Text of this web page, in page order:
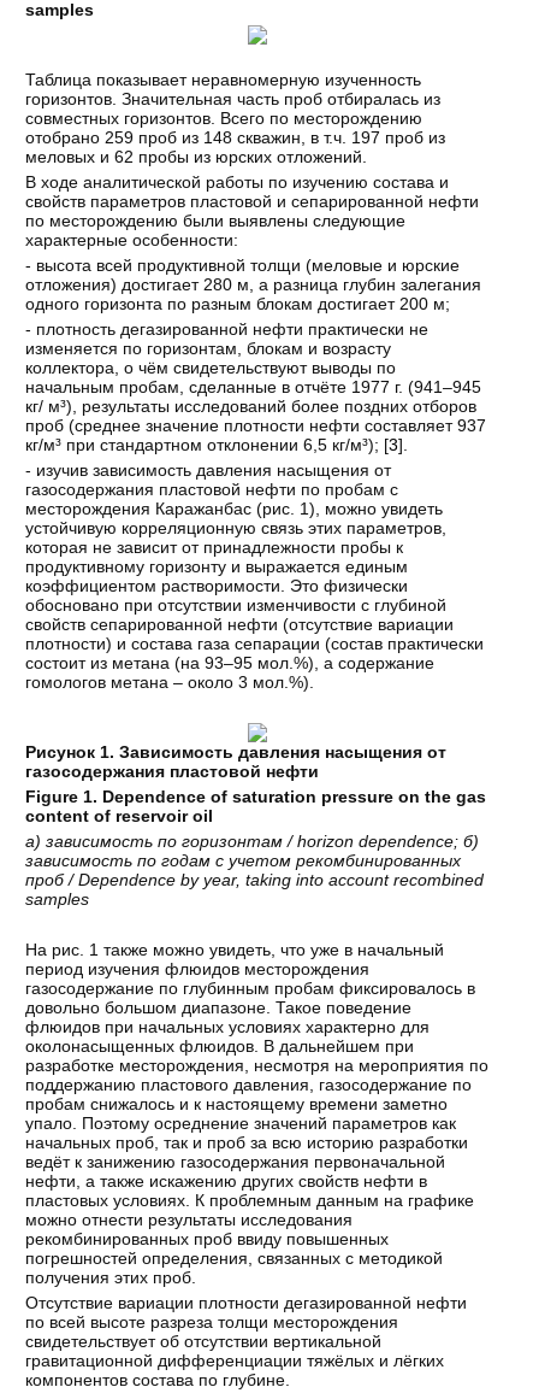
samples
Таблица показывает неравномерную изученность
горизонтов. Значительная часть проб отбиралась из
совместных горизонтов. Всего по месторождению
отобрано 259 проб из 148 скважин, в т.ч. 197 проб из
меловых и 62 пробы из юрских отложений.
В ходе аналитической работы по изучению состава и
свойств параметров пластовой и сепарированной нефти
по месторождению были выявлены следующие
характерные особенности:
- высота всей продуктивной толщи (меловые и юрские
отложения) достигает 280 м, а разница глубин залегания
одного горизонта по разным блокам достигает 200 м;
- плотность дегазированной нефти практически не
изменяется по горизонтам, блокам и возрасту
коллектора, о чём свидетельствуют выводы по
начальным пробам, сделанные в отчёте 1977 г. (941–945
кг/ м³), результаты исследований более поздних отборов
проб (среднее значение плотности нефти составляет 937
кг/м³ при стандартном отклонении 6,5 кг/м³); [3].
- изучив зависимость давления насыщения от
газосодержания пластовой нефти по пробам с
месторождения Каражанбас (рис. 1), можно увидеть
устойчивую корреляционную связь этих параметров,
которая не зависит от принадлежности пробы к
продуктивному горизонту и выражается единым
коэффициентом растворимости. Это физически
обосновано при отсутствии изменчивости с глубиной
свойств сепарированной нефти (отсутствие вариации
плотности) и состава газа сепарации (состав практически
состоит из метана (на 93–95 мол.%), а содержание
гомологов метана – около 3 мол.%).
Рисунок 1. Зависимость давления насыщения от
газосодержания пластовой нефти
Figure 1. Dependence of saturation pressure on the gas
content of reservoir oil
а) зависимость по горизонтам / horizon dependence; б)
зависимость по годам с учетом рекомбинированных
проб / Dependence by year, taking into account recombined
samples
На рис. 1 также можно увидеть, что уже в начальный
период изучения флюидов месторождения
газосодержание по глубинным пробам фиксировалось в
довольно большом диапазоне. Такое поведение
флюидов при начальных условиях характерно для
околонасыщенных флюидов. В дальнейшем при
разработке месторождения, несмотря на мероприятия по
поддержанию пластового давления, газосодержание по
пробам снижалось и к настоящему времени заметно
упало. Поэтому осреднение значений параметров как
начальных проб, так и проб за всю историю разработки
ведёт к занижению газосодержания первоначальной
нефти, а также искажению других свойств нефти в
пластовых условиях. К проблемным данным на графике
можно отнести результаты исследования
рекомбинированных проб ввиду повышенных
погрешностей определения, связанных с методикой
получения этих проб.
Отсутствие вариации плотности дегазированной нефти
по всей высоте разреза толщи месторождения
свидетельствует об отсутствии вертикальной
гравитационной дифференциации тяжёлых и лёгких
компонентов состава по глубине.